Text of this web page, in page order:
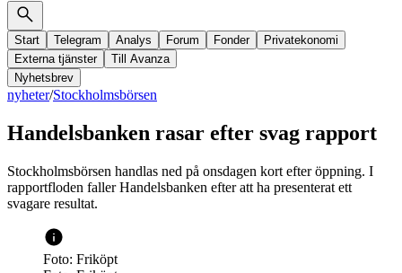
Start Telegram Analys Forum Fonder
Privatekonomi
Externa tjänster
Till Avanza
Nyhetsbrev
nyheter/Stockholmsbörsen
Handelsbanken rasar efter svag rapport
Stockholmsbörsen handlas ned på onsdagen kort efter öppning. I
rapportfloden faller Handelsbanken efter att ha presenterat ett
svagare resultat.
Foto: Friköpt